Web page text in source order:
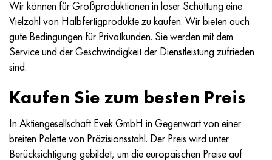
Wir können für Großproduktionen in loser Schüttung eine
Vielzahl von Halbfertigprodukte zu kaufen. Wir bieten auch
gute Bedingungen für Privatkunden. Sie werden mit dem
Service und der Geschwindigkeit der Dienstleistung zufrieden
sind.
Kaufen Sie zum besten Preis
In Aktiengesellschaft Evek GmbH in Gegenwart von einer
breiten Palette von Präzisionsstahl. Der Preis wird unter
Berücksichtigung gebildet, um die europäischen Preise auf